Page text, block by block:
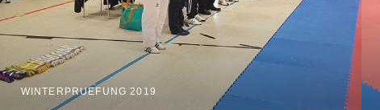
WINTERPRUEFUNG 2019